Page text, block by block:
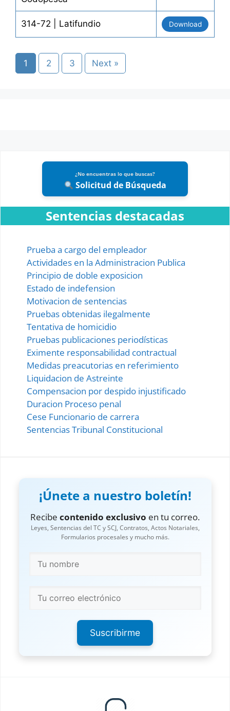
314-72 | Latifundio Download
1 2 3 Next »
¿No encuentras lo que buscas?
Solicitud de Búsqueda
Sentencias destacadas
Prueba a cargo del empleador
Actividades en la Administracion Publica
Principio de doble exposicion
Estado de indefension
Motivacion de sentencias
Pruebas obtenidas ilegalmente
Tentativa de homicidio
Pruebas publicaciones periodísticas
Eximente responsabilidad contractual
Medidas preacutorias en referimiento
Liquidacion de Astreinte
Compensacion por despido injustificado
Duracion Proceso penal
Cese Funcionario de carrera
Sentencias Tribunal Constitucional
¡Únete a nuestro boletín!
Recibe contenido exclusivo en tu correo.
Leyes, Sentencias del TC y SCJ, Contratos, Actos Notariales,
Formularios procesales y mucho más.
Suscribirme